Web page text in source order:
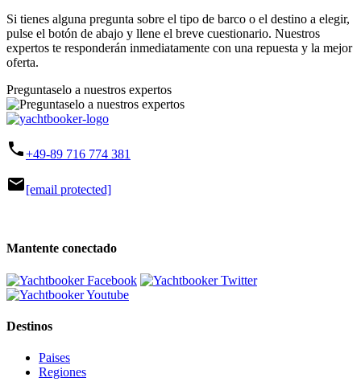
Si tienes alguna pregunta sobre el tipo de barco o el destino a elegir,
pulse el botón de abajo y llene el breve cuestionario. Nuestros
expertos te responderán inmediatamente con una repuesta y la mejor
oferta.
Preguntaselo a nuestros expertos
phone+49-89 716 774 381
mail[email protected]
Mantente conectado
Destinos
Paises
Regiones